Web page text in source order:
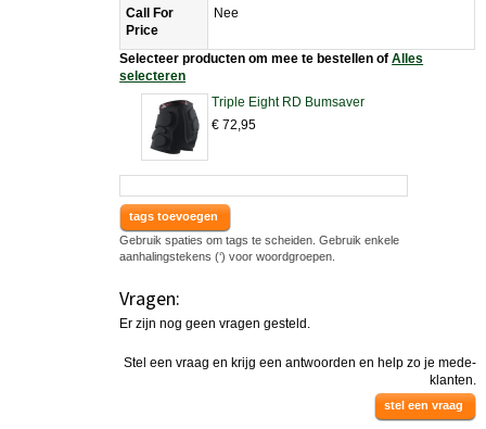
Call For
Price
Nee
Selecteer producten om mee te bestellen ofAlles
selecteren
Triple Eight RD Bumsaver
€ 72,95
tags toevoegen
Gebruik spaties om tags te scheiden. Gebruik enkele
aanhalingstekens (‘) voor woordgroepen.
Vragen:
Er zijn nog geen vragen gesteld.
Stel een vraag en krijg een antwoorden en help zo je mede-
klanten.
stel een vraag